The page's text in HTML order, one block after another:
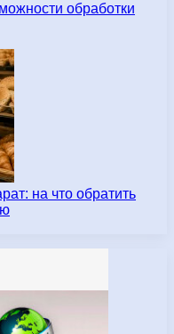
обработки
на что обратить